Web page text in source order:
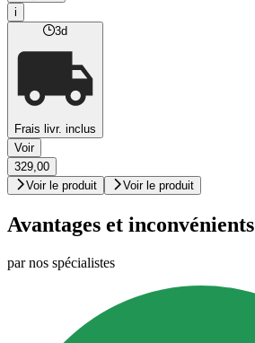
i
3d
Frais livr. inclus
Voir
329,00
Voir le produit
Voir le produit
Avantages et inconvénients
par nos spécialistes